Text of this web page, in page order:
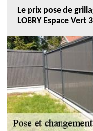
Le prix pose de
LOBRY Espace Vert